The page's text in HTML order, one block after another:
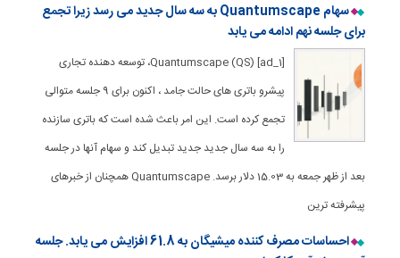
سهام Quantumscape به سه سال جدید می رسد زیرا تجمع
برای جلسه نهم ادامه می یابد
[ad_1] Quantumscape (QS)، توسعه دهنده تجاری
پیشرو باتری های حالت جامد ، اکنون برای 9 جلسه متوالی
تجمع کرده است. این امر باعث شده است که باتری سازنده
را به سه سال جدید جدید تبدیل کند و سهام آنها در جلسه
بعد از ظهر جمعه به 15.03 دلار برسد. Quantumscape همچنان از خبرهای
پیشرفته ترین
احساسات مصرف کننده میشیگان به 61.8 افزایش می یابد. جلسه